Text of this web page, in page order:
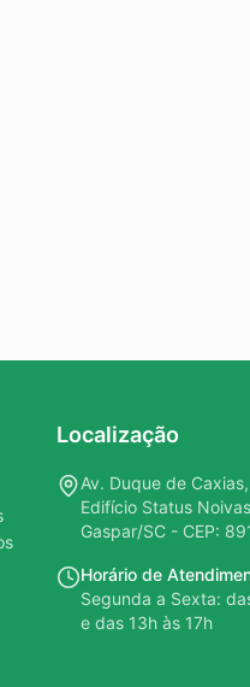
Localização
Av. Duque de
Edifício Status
Gaspar/SC - CEP:
Horário de
Segunda a Sexta:
e das 13h às 17h